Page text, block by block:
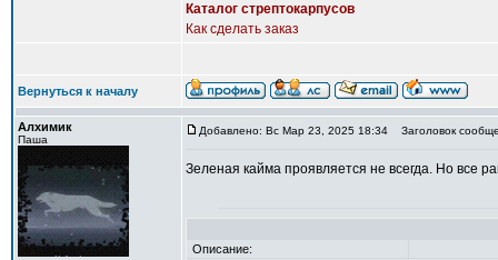
Каталог стрептокарпусов
Как сделать заказ
Вернуться к началу
Алхимик
Паша
Добавлено: Вс Мар 23, 2025 18:34 Заголовок
Зеленая кайма проявляется не всегда. Но все
Описание: